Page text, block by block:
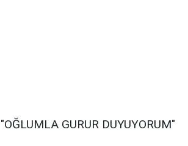
"OĞLUMLA GURUR DUYUYORUM"